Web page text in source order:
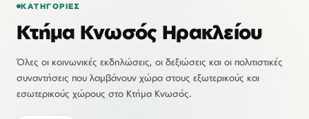
ΚΑΤΗΓΟΡΊΕΣ
Κτήμα Κνωσός Ηρακλείου
Όλες οι κοινωνικές εκδηλώσεις, οι δεξιώσεις και οι πολιτιστικές
συναντήσεις που λαμβάνουν χώρα στους εξωτερικούς και
εσωτερικούς χώρους στο Κτήμα Κνωσός.